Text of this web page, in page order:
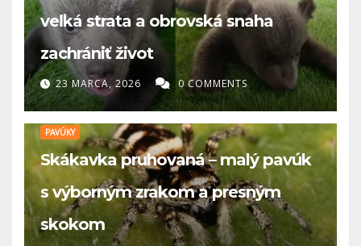
veľká strata a obrovská snaha
zachrániť život
23 MARCA, 2026 0 COMMENTS
PAVÚKY
Skákavka pruhovaná – malý pavúk
s výborným zrakom a presným
skokom